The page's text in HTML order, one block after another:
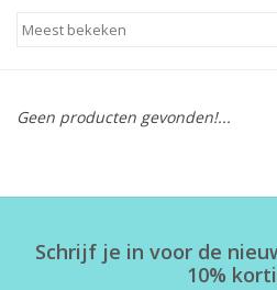
Schoenen
Geen producten gevonden!...
Schrijf je in voor de
10%